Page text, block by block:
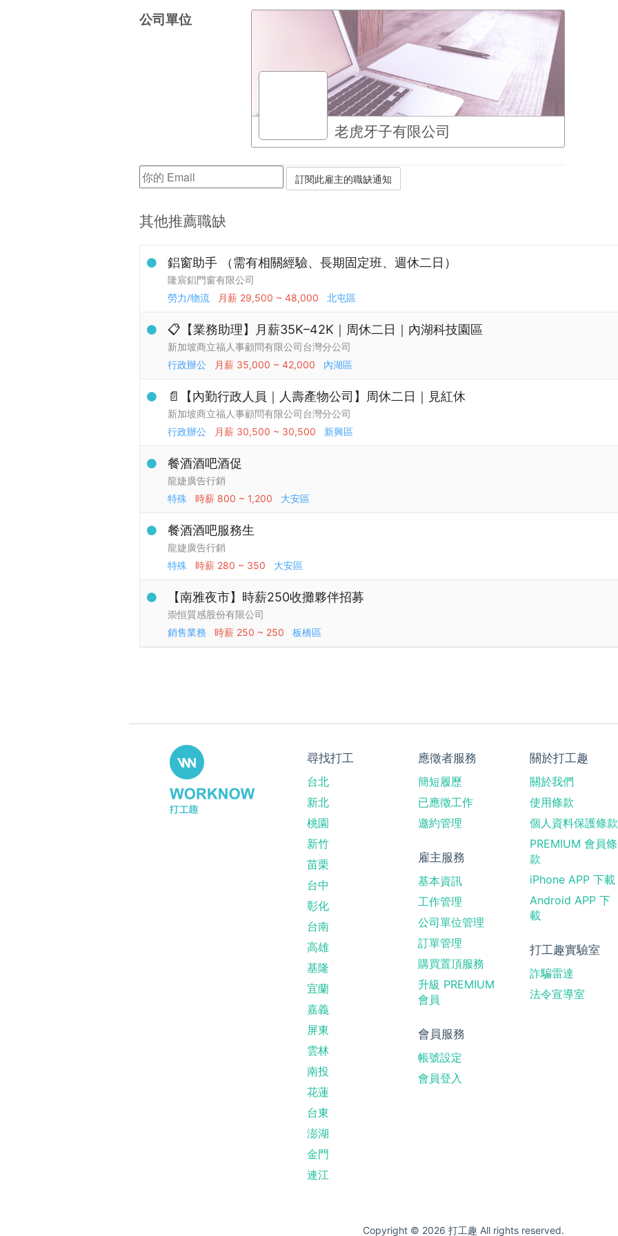
公司單位
老虎牙子有限公司
其他推薦職缺
鋁窗助手 （需有相關經驗、長期固定班、週休二日）
隆宸鋁門窗有限公司
勞力/物流
月薪 29,500 ~ 48,000 北屯區
📋【業務助理】月薪35K–42K｜周休二日｜內湖科技園區
新加坡商立福人事顧問有限公司台灣分公司
行政辦公
月薪 35,000 ~ 42,000 內湖區
📄【內勤行政人員｜人壽產物公司】周休二日｜見紅休
新加坡商立福人事顧問有限公司台灣分公司
行政辦公
月薪 30,500 ~ 30,500 新興區
餐酒酒吧酒促
龍婕廣告行銷
特殊
時薪 800 ~ 1,200 大安區
餐酒酒吧服務生
龍婕廣告行銷
特殊
時薪 280 ~ 350 大安區
【南雅夜市】時薪250收攤夥伴招募
崇恒質感股份有限公司
銷售業務
時薪 250 ~ 250 板橋區
尋找打工
台北
新北
桃園
新竹
苗栗
台中
彰化
台南
高雄
基隆
宜蘭
嘉義
屏東
雲林
南投
花蓮
台東
澎湖
金門
連江
應徵者服務
簡短履歷
已應徵工作
邀約管理
雇主服務
基本資訊
工作管理
公司單位管理
訂單管理
購買置頂服務
升級 PREMIUM
會員
會員服務
帳號設定
會員登入
關於打工趣
關於我們
使用條款
個人資料保護條款
PREMIUM 會員條
款
iPhone APP 下載
Android APP 下
載
打工趣實驗室
詐騙雷達
法令宣導室
Copyright © 2026 打工趣 All rights reserved.